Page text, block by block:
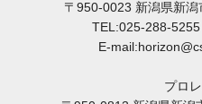
〒950-0023 新潟県新
TEL:025-288-
E-
プロ